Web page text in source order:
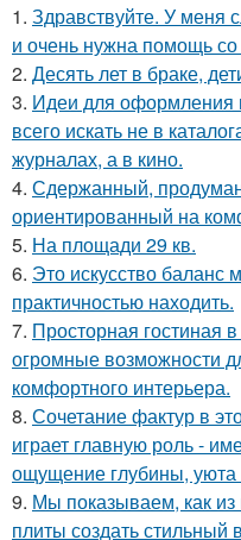
1. Здравствуйте. У меня
и очень нужна помощь
2. Десять лет в браке,
3. Идеи для оформления
всего искать не в
журналах, а в кино.
4. Сдержанный,
ориентированный на
5. На площади 29 кв.
6. Это искусство баланс
практичностью находить.
7. Просторная гостиная
огромные возможности
комфортного интерьера.
8. Сочетание фактур в
играет главную роль -
ощущение глубины, уюта
9. Мы показываем, как
плиты создать стильный